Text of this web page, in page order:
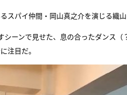
スパイ仲間・岡山真之介を演じる織
ーンで見せた、息の合ったダンス
注目だ。